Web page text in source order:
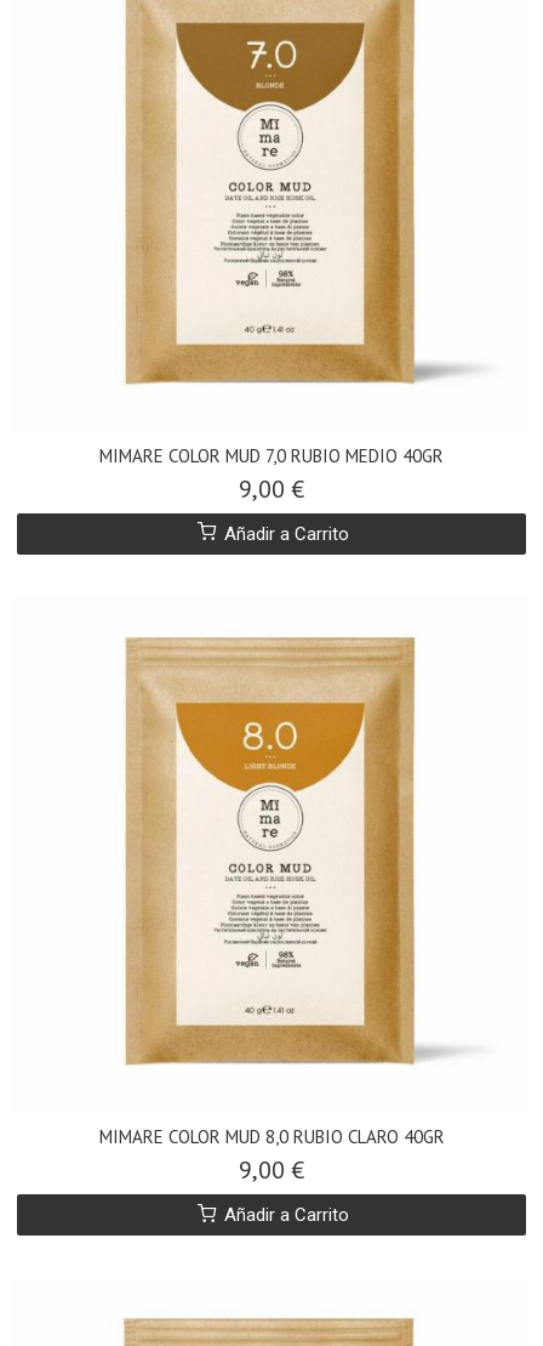
MIMARE COLOR MUD 7,0 RUBIO MEDIO 40GR
9,00 €
Añadir a Carrito
MIMARE COLOR MUD 8,0 RUBIO CLARO 40GR
9,00 €
Añadir a Carrito